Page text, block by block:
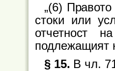
„(6)
стоки или
отчетност
подлежащият
§ 15. В чл.